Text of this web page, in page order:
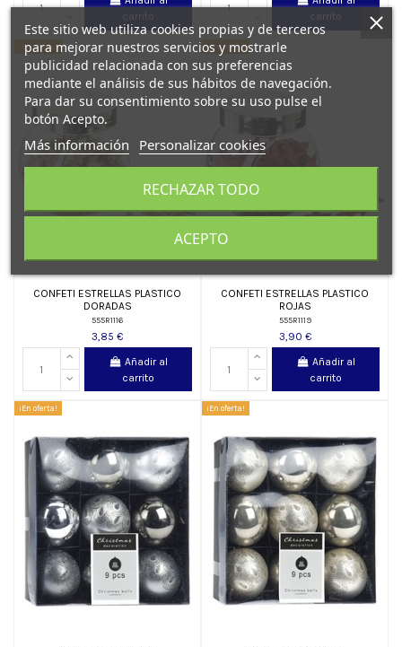
carrito
carrito
¡En oferta!
CONFETI ESTRELLAS PLASTICO
DORADAS
555R1116
3,85 €
Añadir al
carrito
¡En oferta!
CONFETI ESTRELLAS PLASTICO
ROJAS
555R1119
3,90 €
Añadir al
carrito
¡En oferta! ¡En oferta!
Este sitio web utiliza cookies propias y de terceros
para mejorar nuestros servicios y mostrarle
publicidad relacionada con sus preferencias
mediante el análisis de sus hábitos de navegación.
Para dar su consentimiento sobre su uso pulse el
botón Acepto.
Más información Personalizar cookies
RECHAZAR TODO
ACEPTO